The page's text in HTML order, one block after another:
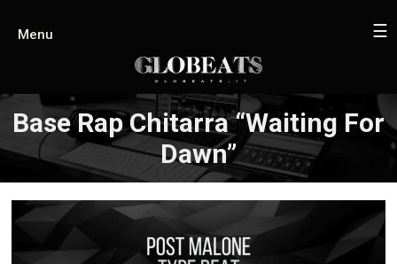
Menu ☰
Base Rap Chitarra “Waiting For
Dawn”